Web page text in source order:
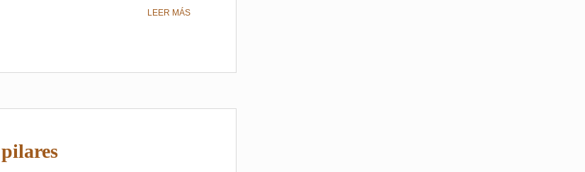
LEER MÁS